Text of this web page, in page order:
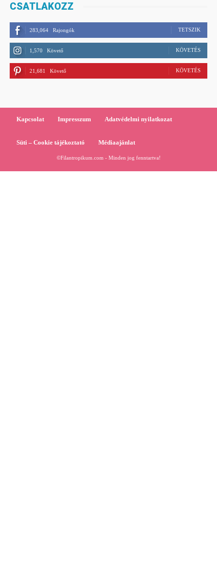
CSATLAKOZZ
283,064 Rajongók TETSZIK
1,570 Követő KÖVETÉS
21,681 Követő KÖVETÉS
Kapcsolat Impresszum Adatvédelmi nyilatkozat
Süti – Cookie tájékoztató Médiaajánlat
©Filantropikum.com - Minden jog fenntartva!